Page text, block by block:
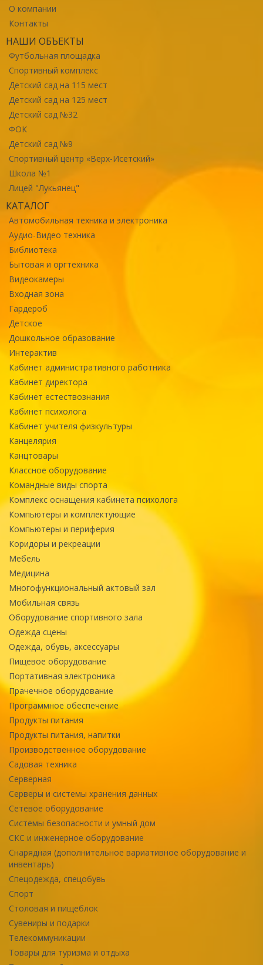
О компании
Контакты
НАШИ ОБЪЕКТЫ
Футбольная площадка
Спортивный комплекс
Детский сад на 115 мест
Детский сад на 125 мест
Детский сад №32
ФОК
Детский сад №9
Спортивный центр «Верх-Исетский»
Школа №1
Лицей "Лукьянец"
КАТАЛОГ
Автомобильная техника и электроника
Аудио-Видео техника
Библиотека
Бытовая и оргтехника
Видеокамеры
Входная зона
Гардероб
Детское
Дошкольное образование
Интерактив
Кабинет административного работника
Кабинет директора
Кабинет естествознания
Кабинет психолога
Кабинет учителя физкультуры
Канцелярия
Канцтовары
Классное оборудование
Командные виды спорта
Комплекс оснащения кабинета психолога
Компьютеры и комплектующие
Компьютеры и периферия
Коридоры и рекреации
Мебель
Медицина
Многофункциональный актовый зал
Мобильная связь
Оборудование спортивного зала
Одежда сцены
Одежда, обувь, аксессуары
Пищевое оборудование
Портативная электроника
Прачечное оборудование
Программное обеспечение
Продукты питания
Продукты питания, напитки
Производственное оборудование
Садовая техника
Серверная
Серверы и системы хранения данных
Сетевое оборудование
Системы безопасности и умный дом
СКС и инженерное оборудование
Снарядная (дополнительное вариативное оборудование и
инвентарь)
Спецодежда, спецобувь
Спорт
Столовая и пищеблок
Сувениры и подарки
Телекоммуникации
Товары для туризма и отдыха